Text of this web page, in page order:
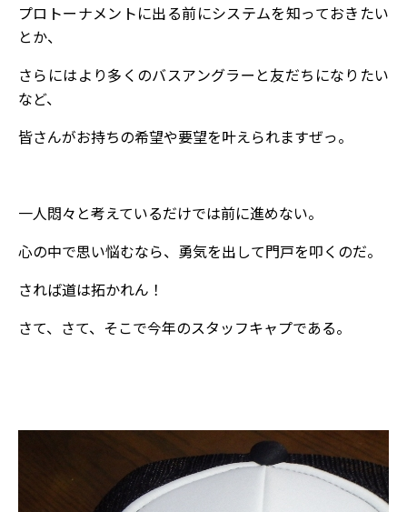
プロトーナメントに出る前にシステムを知っておきたい
とか、
さらにはより多くのバスアングラーと友だちになりたい
など、
皆さんがお持ちの希望や要望を叶えられますぜっ。
一人悶々と考えているだけでは前に進めない。
心の中で思い悩むなら、勇気を出して門戸を叩くのだ。
されば道は拓かれん！
さて、さて、そこで今年のスタッフキャプである。